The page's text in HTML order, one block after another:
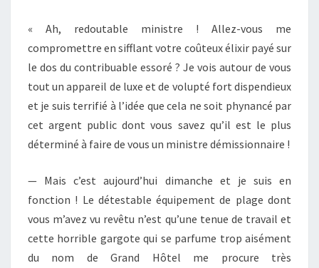
« Ah, redoutable ministre ! Allez-vous me
compromettre en sifflant votre coûteux élixir payé sur
le dos du contribuable essoré ? Je vois autour de vous
tout un appareil de luxe et de volupté fort dispendieux
et je suis terrifié à l’idée que cela ne soit phynancé par
cet argent public dont vous savez qu’il est le plus
déterminé à faire de vous un ministre démissionnaire !
— Mais c’est aujourd’hui dimanche et je suis en
fonction ! Le détestable équipement de plage dont
vous m’avez vu revêtu n’est qu’une tenue de travail et
cette horrible gargote qui se parfume trop aisément
du nom de Grand Hôtel me procure très